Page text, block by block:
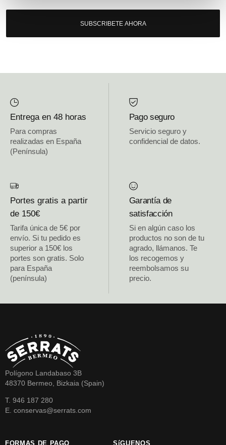
SUBSCRIBETE AHORA
Entrega en 48 horas
Para compras
realizadas en España
(Península)
Pago seguro
Servicio seguro y
confidencial de datos.
Portes gratis a partir
de 150€
Tarifa única de 5€ por
envío. Si tu pedido es
superior a 150€ los
portes son gratis. Solo
para España
(península)
Garantía de
satisfacción
Si en algún caso los
productos no son de tu
agrado, llámanos. Te
los recogemos y
reembolsamos su
precio.
Polígono Landabaso 3B
48370 Bermeo, Bizkaia (Spain)
T. 946 187 280
E. conservas@serrats.com
FORMAS DE PAGO SíGUENOS